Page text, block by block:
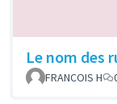
Le nom des
FRANCOIS H